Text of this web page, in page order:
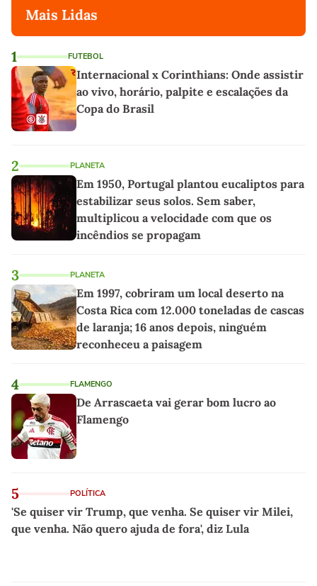
Mais Lidas
1 FUTEBOL
Internacional x Corinthians: Onde assistir
ao vivo, horário, palpite e escalações da
Copa do Brasil
2 PLANETA
Em 1950, Portugal plantou eucaliptos para
estabilizar seus solos. Sem saber,
multiplicou a velocidade com que os
incêndios se propagam
3 PLANETA
Em 1997, cobriram um local deserto na
Costa Rica com 12.000 toneladas de cascas
de laranja; 16 anos depois, ninguém
reconheceu a paisagem
4 FLAMENGO
De Arrascaeta vai gerar bom lucro ao
Flamengo
5 POLÍTICA
'Se quiser vir Trump, que venha. Se quiser vir Milei,
que venha. Não quero ajuda de fora', diz Lula